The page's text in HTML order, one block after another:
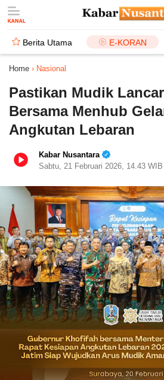
Berita Utama E-KORAN
Home › Nasional
Pastikan Mudik
Bersama Menhub
Angkutan Lebaran
Kabar Nusantara
Sabtu, 21 Februari 2026, 14.43 WIB